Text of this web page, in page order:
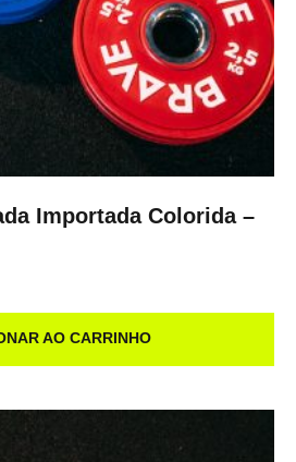
Importada Colorida –
AO CARRINHO